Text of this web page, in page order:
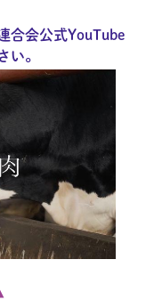
合会公式YouTube
い。